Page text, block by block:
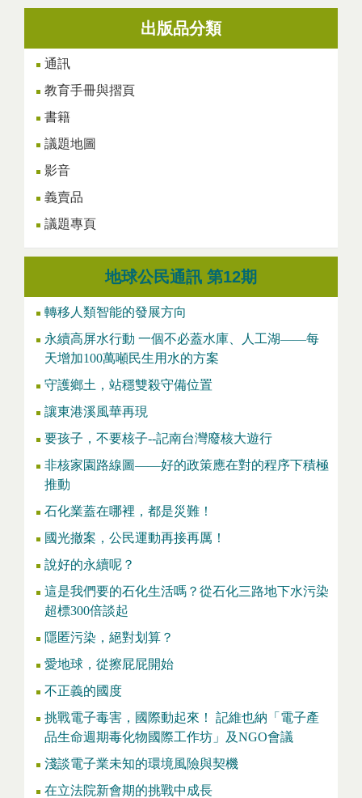
出版品分類
通訊
教育手冊與摺頁
書籍
議題地圖
影音
義賣品
議題專頁
地球公民通訊 第12期
轉移人類智能的發展方向
永續高屏水行動 一個不必蓋水庫、人工湖——每
天增加100萬噸民生用水的方案
守護鄉土，站穩雙殺守備位置
讓東港溪風華再現
要孩子，不要核子--記南台灣廢核大遊行
非核家園路線圖——好的政策應在對的程序下積極
推動
石化業蓋在哪裡，都是災難！
國光撤案，公民運動再接再厲！
說好的永續呢？
這是我們要的石化生活嗎？從石化三路地下水污染
超標300倍談起
隱匿污染，絕對划算？
愛地球，從擦屁屁開始
不正義的國度
挑戰電子毒害，國際動起來！ 記維也納「電子產
品生命週期毒化物國際工作坊」及NGO會議
淺談電子業未知的環境風險與契機
在立法院新會期的挑戰中成長